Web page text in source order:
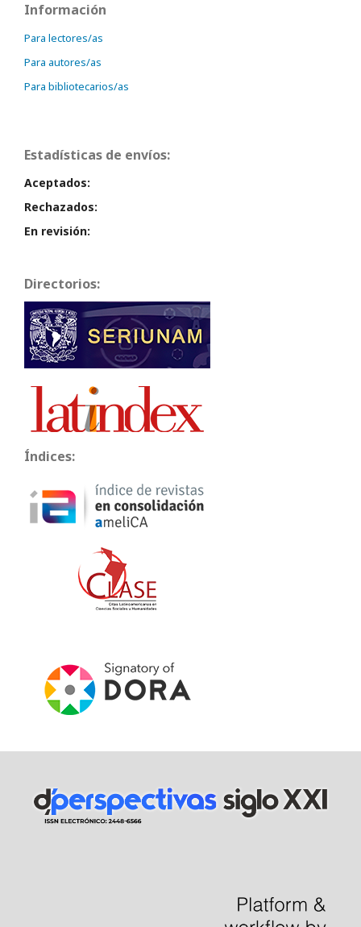
Información
Para lectores/as
Para autores/as
Para bibliotecarios/as
Estadísticas de envíos:
Aceptados:
Rechazados:
En revisión:
Directorios:
Índices: